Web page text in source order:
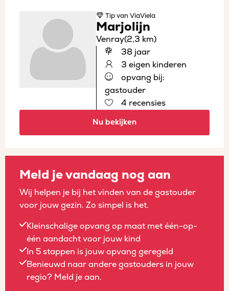
Tipvan ViaViela
Marjolijn
Venray(2,3 km)
38 jaar
3 eigen kinderen
opvang bij:
gastouder
4 recensies
Nu bekijken
Meld je vandaag nog aan
Wij helpen je bij het vinden van de gastouder
voor jouw gezin. Zo simpel is het.
Kleinschalige opvang op maat met één-op-
één aandacht voor jouw kind
In 5 stappen is jouw opvang geregeld
Benieuwd naar andere gastouders in jouw
regio? Meld je aan.